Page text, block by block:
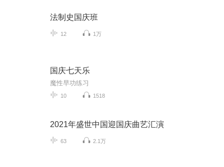
法制史国庆班
12 1万
国庆七天乐
魔性早功练习
10 1518
2021年盛世中国迎国庆曲艺汇演
63 2.1万